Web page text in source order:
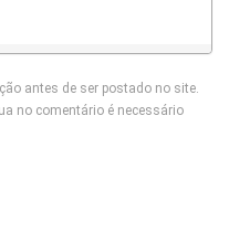
antes de ser postado no site.
no comentário é necessário